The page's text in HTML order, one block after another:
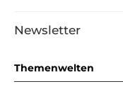
Newsletter
Themenwelten